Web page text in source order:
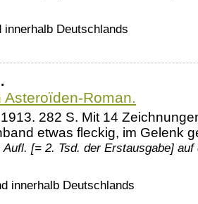
Deutschlands
Roman.
282 S. Mit 14
etwas fleckig, im Gelenk
[= 2. Tsd. der Erstausgabe] auf
innerhalb Deutschlands